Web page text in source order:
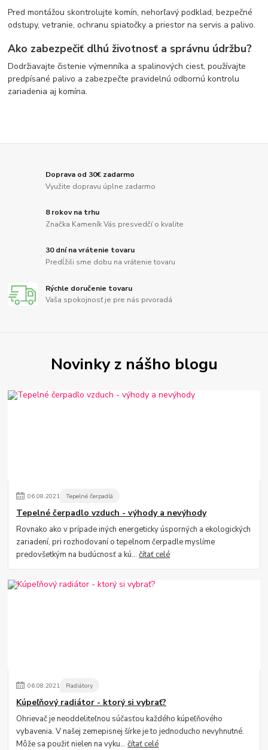
Pred montážou skontrolujte komín, nehorľavý podklad, bezpečné
odstupy, vetranie, ochranu spiatočky a priestor na servis a palivo.
Ako zabezpečiť dlhú životnosť a správnu údržbu?
Dodržiavajte čistenie výmenníka a spalinových ciest, používajte
predpísané palivo a zabezpečte pravidelnú odbornú kontrolu
zariadenia aj komína.
Doprava od 30€ zadarmo
Využite dopravu úplne zadarmo
8 rokov na trhu
Značka Kameník Vás presvedčí o kvalite
30 dní na vrátenie tovaru
Predĺžili sme dobu na vrátenie tovaru
Rýchle doručenie tovaru
Vaša spokojnosť je pre nás prvoradá
Novinky z nášho blogu
06.08.2021 Tepelné čerpadlá
Tepelné čerpadlo vzduch - výhody a nevýhody
Rovnako ako v prípade iných energeticky úsporných a ekologických
zariadení, pri rozhodovaní o tepelnom čerpadle myslíme
predovšetkým na budúcnosť a kú...čítať celé
06.08.2021 Radiátory
Kúpeľňový radiátor - ktorý si vybrať?
Ohrievač je neoddeliteľnou súčasťou každého kúpeľňového
vybavenia. V našej zemepisnej šírke je to jednoducho nevyhnutné.
Môže sa použiť nielen na vyku...čítať celé